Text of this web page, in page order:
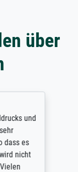
über
und
dass es
nicht